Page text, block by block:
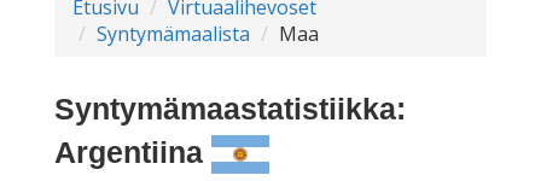
Etusivu
Virtuaalihevoset
Syntymämaalista
Maa
Syntymämaastatistiikka:
Argentiina